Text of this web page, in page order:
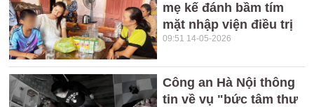
mẹ kế đánh bầm tím
mặt nhập viện điều trị
09:51 14-05-2026
Công an Hà Nội thông
tin về vụ "bức tâm thư